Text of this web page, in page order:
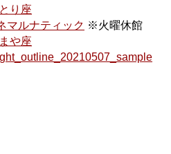
り座
マルナティック ※火曜休館
や座